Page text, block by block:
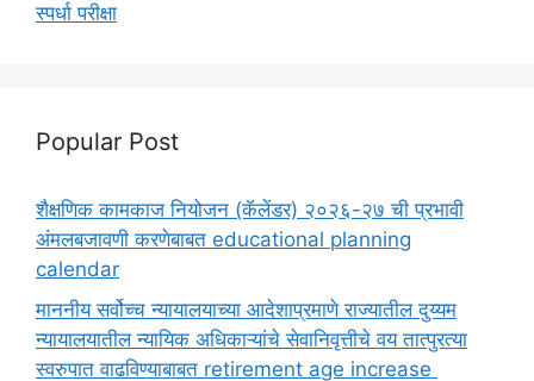
स्पर्धा परीक्षा
Popular Post
शैक्षणिक कामकाज नियोजन (कॅलेंडर) २०२६-२७ ची प्रभावी
अंमलबजावणी करणेबाबत educational planning
calendar
माननीय सर्वोच्च न्यायालयाच्या आदेशाप्रमाणे राज्यातील दुय्यम
न्यायालयातील न्यायिक अधिकाऱ्यांचे सेवानिवृत्तीचे वय तात्पुरत्या
स्वरुपात वाढविण्याबाबत retirement age increase